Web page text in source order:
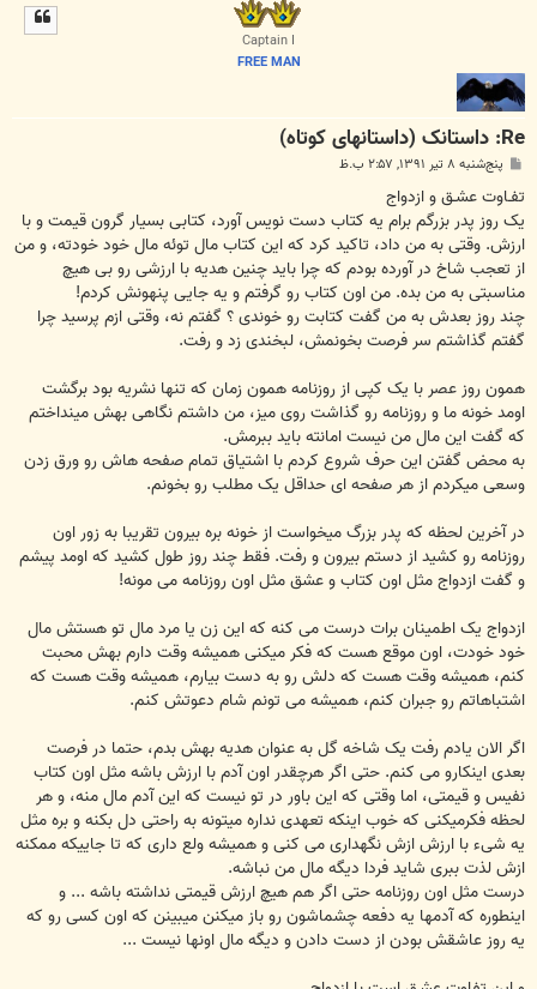
Captain I
FREE MAN
Re: داستانک (داستانهای کوتاه)
پ
ت
پنج‌شنبه ۸ تیر ۱۳۹۱, ۲:۵۷ ب.ظ
تفـاوت عشـق و ازدواج
یک روز پدر بزرگم برام یه کتاب دست نویس آورد، کتابی بسیار گرون قیمت و با
ارزش. وقتی به من داد، تاکید کرد که این کتاب مال توئه مال خود خودته، و من
از تعجب شاخ در آورده بودم که چرا باید چنین هدیه با ارزشی رو بی هیچ
مناسبتی به من بده. من اون کتاب رو گرفتم و یه جایی پنهونش کردم!
چند روز بعدش به من گفت کتابت رو خوندی ؟ گفتم نه، وقتی ازم پرسید چرا
گفتم گذاشتم سر فرصت بخونمش، لبخندی زد و رفت.
همون روز عصر با یک کپی از روزنامه همون زمان که تنها نشریه بود برگشت
اومد خونه ما و روزنامه رو گذاشت روی میز، من داشتم نگاهی بهش مینداختم
که گفت این مال من نیست امانته باید ببرمش.
به محض گفتن این حرف شروع کردم با اشتیاق تمام صفحه هاش رو ورق زدن
وسعی میکردم از هر صفحه ای حداقل یک مطلب رو بخونم.
در آخرین لحظه که پدر بزرگ میخواست از خونه بره بیرون تقریبا به زور اون
روزنامه رو کشید از دستم بیرون و رفت. فقط چند روز طول کشید که اومد پیشم
و گفت ازدواج مثل اون کتاب و عشق مثل اون روزنامه می مونه!
ازدواج یک اطمینان برات درست می کنه که این زن یا مرد مال تو هستش مال
خود خودت، اون موقع هست که فکر میکنی همیشه وقت دارم بهش محبت
کنم، همیشه وقت هست که دلش رو به دست بیارم، همیشه وقت هست که
اشتباهاتم رو جبران کنم، همیشه می تونم شام دعوتش کنم.
اگر الان یادم رفت یک شاخه گل به عنوان هدیه بهش بدم، حتما در فرصت
بعدی اینکارو می کنم. حتی اگر هرچقدر اون آدم با ارزش باشه مثل اون کتاب
نفیس و قیمتی، اما وقتی که این باور در تو نیست که این آدم مال منه، و هر
لحظه فکرمیکنی که خوب اینکه تعهدی نداره میتونه به راحتی دل بکنه و بره مثل
یه شیء با ارزش ازش نگهداری می کنی و همیشه ولع داری که تا جاییکه ممکنه
ازش لذت ببری شاید فردا دیگه مال من نباشه.
درست مثل اون روزنامه حتی اگر هم هیچ ارزش قیمتی نداشته باشه ... و
اینطوره که آدمها یه دفعه چشماشون رو باز میکنن میبینن که اون کسی رو که
یه روز عاشقش بودن از دست دادن و دیگه مال اونها نیست ...